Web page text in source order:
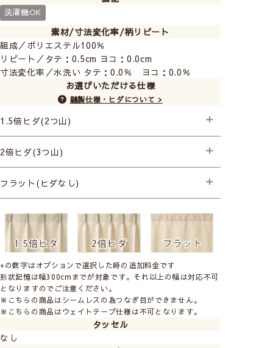
洗濯機OK
素材/寸法変化率/柄リピート
組成／ポリエステル100％
リピート／タテ：0.5cm ヨコ：0.0cm
寸法変化率／水洗い タテ：0.0％ ヨコ：0.0％
お選びいただける仕様
縫製仕様・ヒダについて >
1.5倍ヒダ(2つ山)
├プレミアム縫製
├プレミアム縫製+形状記憶(両開き) +1,980円
2倍ヒダ(3つ山)
├プレミアム縫製
フラット(ヒダなし)
├プレミアム縫製
+の数字はオプションで選択した時の追加料金です
形状記憶は幅300cmまでが対象です。それ以上の幅は対応不可
となりますのでご注意ください。
※こちらの商品はシームレスの為つなぎ目ができません。
※こちらの商品はウェイトテープ仕様は不可となります。
タッセル
なし